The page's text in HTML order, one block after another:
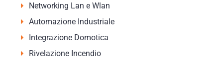
Networking Lan e Wlan
Automazione Industriale
Integrazione Domotica
Rivelazione Incendio